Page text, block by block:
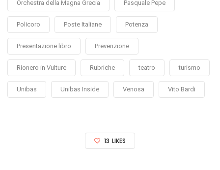
Orchestra della Magna Grecia Pasquale Pepe
Policoro Poste Italiane Potenza
Presentazione libro Prevenzione
Rionero in Vulture Rubriche teatro turismo
Unibas Unibas Inside Venosa Vito Bardi
13 LIKES